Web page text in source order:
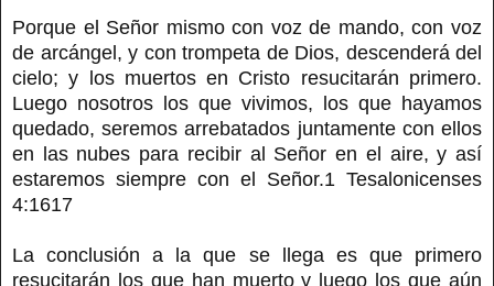
Porque el Señor mismo con voz de mando, con voz
de arcángel, y con trompeta de Dios, descenderá del
cielo; y los muertos en Cristo resucitarán primero.
Luego nosotros los que vivimos, los que hayamos
quedado, seremos arrebatados juntamente con ellos
en las nubes para recibir al Señor en el aire, y así
estaremos siempre con el Señor.1 Tesalonicenses
4:1617
La conclusión a la que se llega es que primero
resucitarán los que han muerto y luego los que aún